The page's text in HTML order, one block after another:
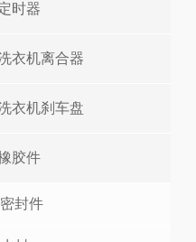
时器
衣机离合器
衣机刹车盘
胶件
封件